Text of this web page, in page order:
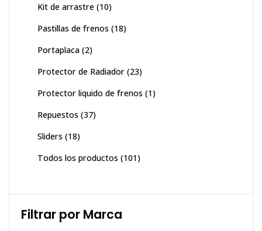
Kit de arrastre (10)
Pastillas de frenos (18)
Portaplaca (2)
Protector de Radiador (23)
Protector liquido de frenos (1)
Repuestos (37)
Sliders (18)
Todos los productos (101)
Filtrar por Marca